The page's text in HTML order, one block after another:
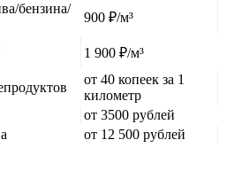
бензина/
900 ₽/м³
1 900 ₽/м³
от 40 копеек за 1
километр
от 3500 рублей
от 12 500 рублей